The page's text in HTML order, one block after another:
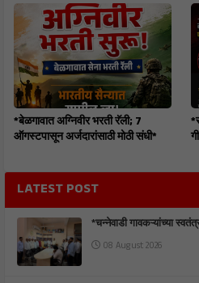
*बेळगावात अग्निवीर भरती रॅली; 7
ऑगस्टपासून अर्जदारांसाठी मोठी संधी*
LATEST POST
*चन्नेवाडी गावकऱ्यांच्या
08 August 2026